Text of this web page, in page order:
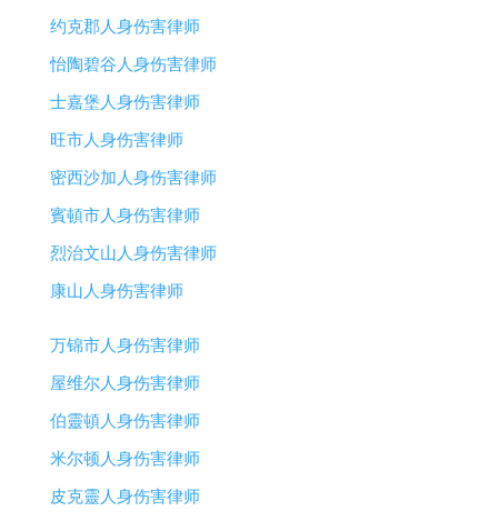
约克郡人身伤害律师
怡陶碧谷人身伤害律师
士嘉堡人身伤害律师
旺市人身伤害律师
密西沙加人身伤害律师
賓頓市人身伤害律师
烈治文山人身伤害律师
康山人身伤害律师
万锦市人身伤害律师
屋维尔人身伤害律师
伯靈頓人身伤害律师
米尔顿人身伤害律师
皮克靈人身伤害律师